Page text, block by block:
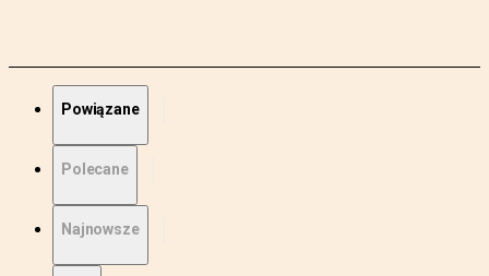
Powiązane
Polecane
Najnowsze